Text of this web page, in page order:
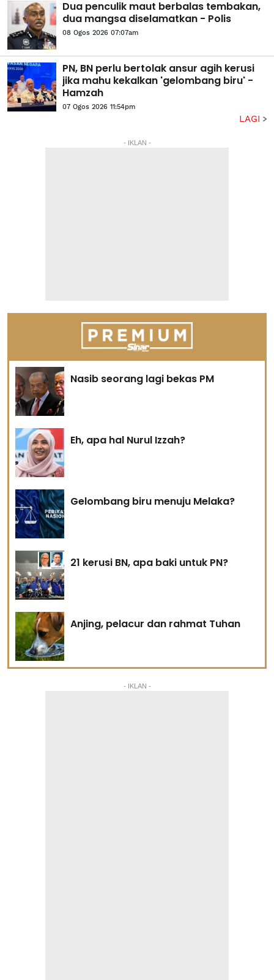
Dua penculik maut berbalas tembakan,
dua mangsa diselamatkan - Polis
08 Ogos 2026 07:07am
PN, BN perlu bertolak ansur agih kerusi
jika mahu kekalkan 'gelombang biru' -
Hamzah
07 Ogos 2026 11:54pm
LAGI
- IKLAN -
Nasib seorang lagi bekas PM
Eh, apa hal Nurul Izzah?
Gelombang biru menuju Melaka?
21 kerusi BN, apa baki untuk PN?
Anjing, pelacur dan rahmat Tuhan
- IKLAN -